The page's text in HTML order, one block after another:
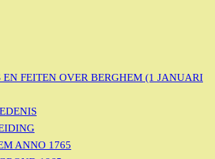
EN FEITEN OVER BERGHEM (1 JANUARI
ANNO 1765